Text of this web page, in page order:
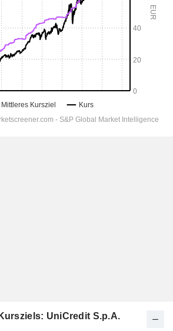
UniCredit S.p.A.